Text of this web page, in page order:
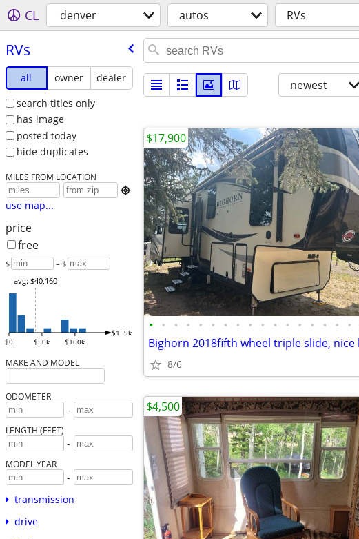
CL denver autos RVs
RVs
all owner
dealer
search titles only
has image
posted today
hide duplicates
MILES FROM LOCATION

use map...
price
free
$ – $
$0 $50k $100k
$159k
avg: $40,160
MAKE AND MODEL
ODOMETER
-
LENGTH (FEET)
-
MODEL YEAR
-
transmission
drive
newest
• • • • • • • • • • • • • • • • •
8/6
$17,900
$4,500